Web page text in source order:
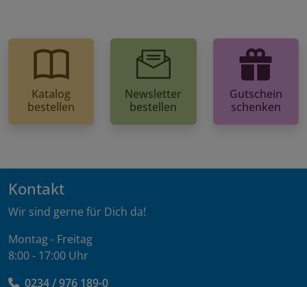
Katalog
bestellen
Newsletter
bestellen
Gutschein
schenken
Kontakt
Wir sind gerne für Dich da!
Montag - Freitag
8:00 - 17:00 Uhr
0234 / 976 189-0